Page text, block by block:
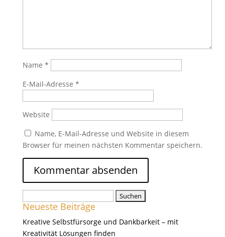
Name *
E-Mail-Adresse *
Website
Name, E-Mail-Adresse und Website in diesem
Browser für meinen nächsten Kommentar speichern.
nach:
Neueste Beiträge
Kreative Selbstfürsorge und Dankbarkeit – mit
Kreativität Lösungen finden